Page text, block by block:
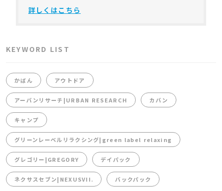
詳しくはこちら
KEYWORD LIST
かばん アウトドア
アーバンリサーチ|URBAN RESEARCH カバン
キャンプ
グリーンレーベルリラクシング|green label relaxing
グレゴリー|GREGORY デイパック
ネクサスセブン|NEXUSVII. バックパック